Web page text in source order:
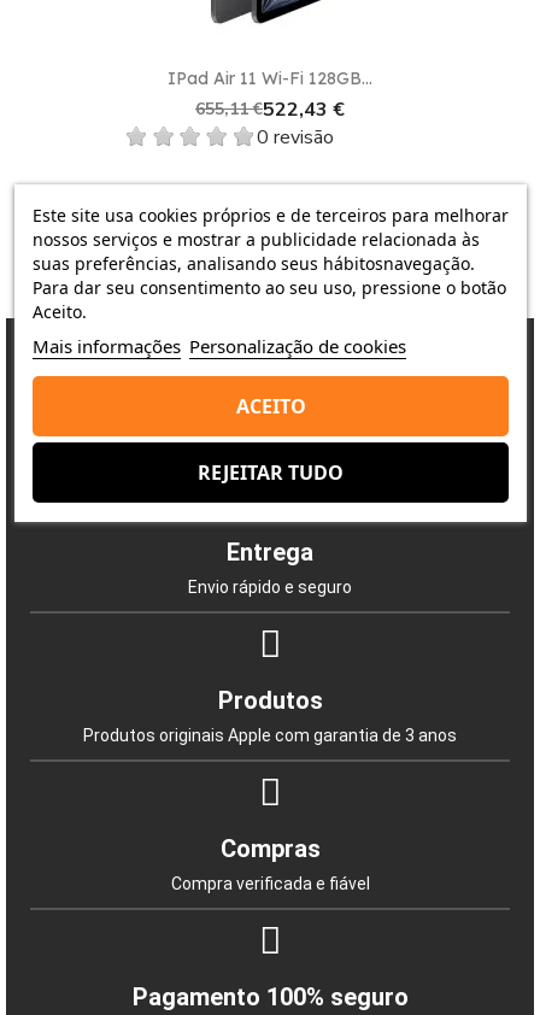
IPad Air 11 Wi-Fi 128GB...
655,11 €522,43 €
0 revisão
Porquê escolher-nos?
A satisfação do cliente é a nossa prioridade
Entrega
Envio rápido e seguro
Produtos
Produtos originais Apple com garantia de 3 anos
Compras
Compra verificada e fiável
Pagamento 100% seguro
Este site usa cookies próprios e de terceiros para melhorar
nossos serviços e mostrar a publicidade relacionada às
suas preferências, analisando seus hábitosnavegação.
Para dar seu consentimento ao seu uso, pressione o botão
Aceito.
Mais informações Personalização de cookies
REJEITAR TUDO
ACEITO